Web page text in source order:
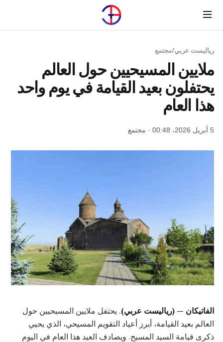
Menu
رياليست عربي/مجتمع
ملايين المسيحيين حول العالم
يحتفلون بعيد القيامة في يوم واحد
هذا العام
5 أبريل 2026، 00:48 · مجتمع
الفاتيكان — (رياليست عربي). يحتفل ملايين المسيحيين حول
العالم بعيد القيامة، أبرز أعياد التقويم المسيحي، الذي يحيي
ذكرى قيامة السيد المسيح. ويصادف العيد هذا العام في اليوم